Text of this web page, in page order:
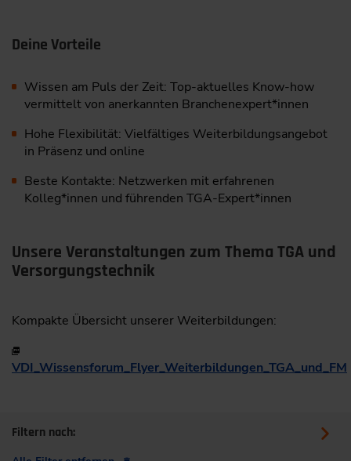
Deine Vorteile
Wissen am Puls der Zeit: Top-aktuelles Know-how
vermittelt von anerkannten Branchenexpert*innen
Hohe Flexibilität: Vielfältiges Weiterbildungsangebot
in Präsenz und online
Beste Kontakte: Netzwerken mit erfahrenen
Kolleg*innen und führenden TGA-Expert*innen
Unsere Veranstaltungen zum Thema TGA und
Versorgungstechnik
Kompakte Übersicht unserer Weiterbildungen:
VDI_Wissensforum_Flyer_Weiterbildungen_TGA_und_FM
Filtern nach: